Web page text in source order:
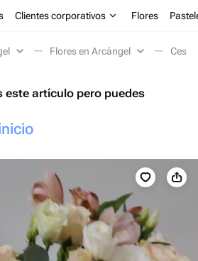
Clientes corporativos Flores
Flores en Arcángel
este artículo pero puedes